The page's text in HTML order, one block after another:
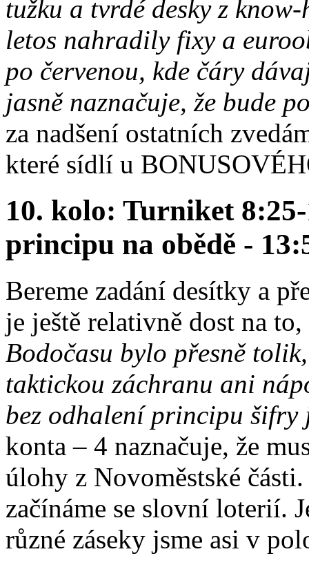
tužku a tvrdé desky z
letos nahradily fixy a
po červenou, kde čáry
jasně naznačuje, že bude
za nadšení ostatních
které sídlí u
10. kolo: Turniket
principu na obědě -
Bereme zadání desítky a
je ještě relativně dost na
Bodočasu bylo přesně
taktickou záchranu ani
bez odhalení principu šifry
konta – 4 naznačuje, že
úlohy z Novoměstské
začínáme se slovní loterií.
různé záseky jsme asi v